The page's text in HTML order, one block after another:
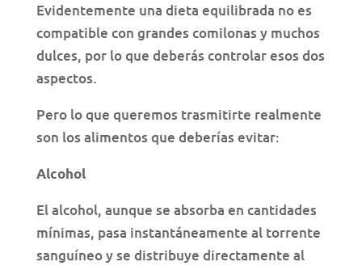
Evidentemente una dieta equilibrada no es
compatible con grandes comilonas y muchos
dulces, por lo que deberás controlar esos dos
aspectos.
Pero lo que queremos trasmitirte realmente
son los alimentos que deberías evitar:
Alcohol
El alcohol, aunque se absorba en cantidades
mínimas, pasa instantáneamente al torrente
sanguíneo y se distribuye directamente al